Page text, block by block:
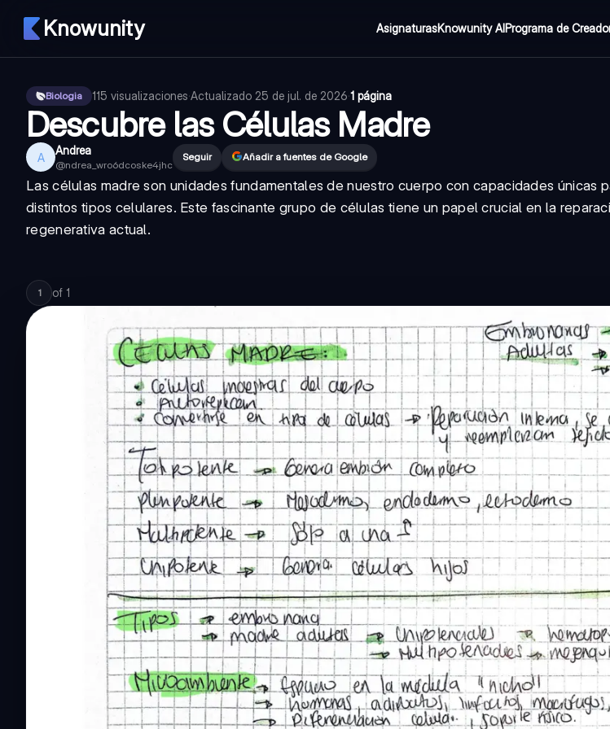
Knowunity AsignaturasKnowunity AIPrograma de
Biologia 115 visualizaciones·Actualizado 25 de jul. de 2026·1 página
Descubre las Células Madre
A Andrea
@ndrea_wro6dcoske4jhc
Seguir Añadir a fuentes de Google
Las células madre son unidades fundamentales de nuestro cuerpo con capacidades únicas
distintos tipos celulares. Este fascinante grupo de células tiene un papel crucial en la
regenerativa actual.
1 of 1